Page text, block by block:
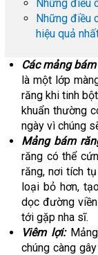
Những điều
Những điều
hiệu quả
Các mảng
là một lớp
răng khi tinh
khuẩn thường
ngày vì chúng
Mảng bám
răng có thể
răng, nơi tích
loại bỏ hơn,
dọc đường
tới gặp nha sĩ.
Viêm lợi:Mảng
chúng càng